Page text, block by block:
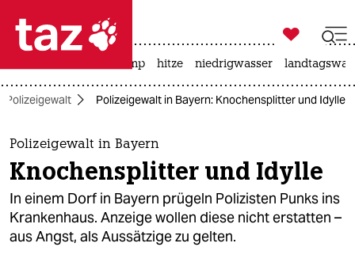
 taz zahl ich
taz zahl ich
themen
politik
öko
gesellschaft

taz zahl ich
usa unter trump hitze niedrigwasser
Polizeigewalt Polizeigewalt in Bayern: Knochensplitter und Idylle
Polizeigewalt in Bayern
Knochensplitter und Idylle
In einem Dorf in Bayern prügeln Polizisten Punks ins
Krankenhaus. Anzeige wollen diese nicht erstatten –
aus Angst, als Aussätzige zu gelten.